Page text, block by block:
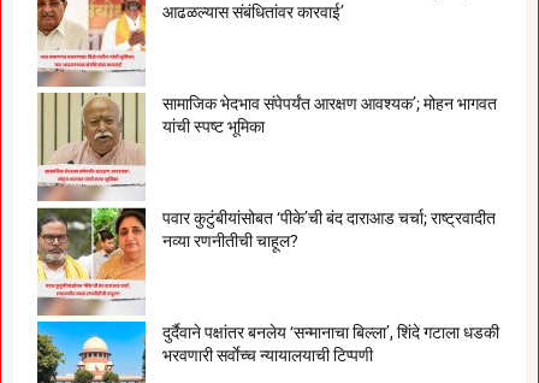
आढळल्यास संबंधितांवर कारवाई’
सामाजिक भेदभाव संपेपर्यंत आरक्षण आवश्यक’; मोहन भागवत
यांची स्पष्ट भूमिका
पवार कुटुंबीयांसोबत ‘पीके’ची बंद दाराआड चर्चा; राष्ट्रवादीत
नव्या रणनीतीची चाहूल?
दुर्दैवाने पक्षांतर बनलेय ‘सन्मानाचा बिल्ला’, शिंदे गटाला धडकी
भरवणारी सर्वाेच्च न्यायालयाची टिप्पणी